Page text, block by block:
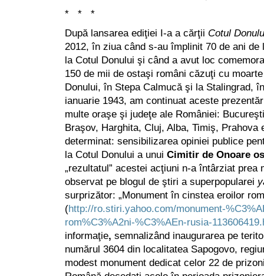
* * *
După lansarea ediţiei I-a a cărţii Cotul
2012, în ziua când s-au împlinit 70 de ani de
la Cotul Donului şi când a avut loc
150 de mii de ostaşi români căzuţi cu
Donului, în Stepa Calmucă şi la Stalingrad,
ianuarie 1943, am continuat aceste
multe oraşe şi judeţe ale României:
Braşov, Harghita, Cluj, Alba, Timiş, Prahova
determinat: sensibilizarea opiniei publice
la Cotul Donului a unui Cimitir de Onoare
„rezultatul” acestei acţiuni n-a întârziat prea
observat pe blogul de ştiri a superpopularei
surprizător: „Monument în cinstea eroilor
(http://ro.stiri.yahoo.com/monument-
rom%C3%A2ni-%C3%AEn-rusia-
informaţie, semnalizând inaugurarea pe
numărul 3604 din localitatea Sapogovo,
modest monument dedicat celor 22 de